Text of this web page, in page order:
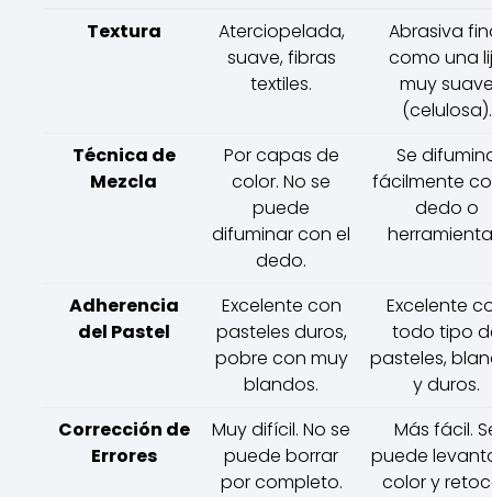
Textura
Aterciopelada,
suave, fibras
textiles.
Abrasiva
como una
muy
(celulosa).
Técnica de
Mezcla
Por capas de
color. No se
puede
difuminar con el
dedo.
Se
fácilmente
dedo o
Adherencia
del Pastel
Excelente con
pasteles duros,
pobre con muy
blandos.
Excelente
todo tipo
pasteles,
y duros.
Corrección de
Errores
Muy difícil. No se
puede borrar
por completo.
Más fácil.
puede
color y